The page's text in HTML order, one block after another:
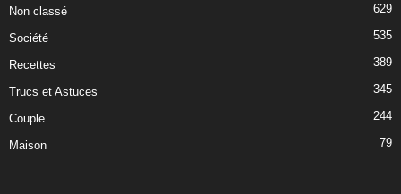
Non classé 629
Société 535
Recettes 389
Trucs et Astuces 345
Couple 244
Maison 79